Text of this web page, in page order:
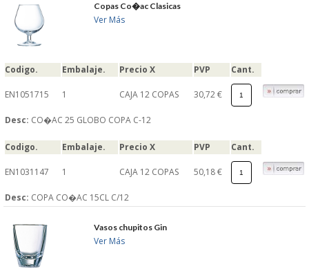
DEVOLUCIONES
AVISO LEGAL
POL�TICA DE PRIVACIDAD
NOTICIAS
BLOG
CERRAR
Copas Co�ac Clasicas
Ver Más
Codigo. Embalaje. Precio X PVP Cant.
EN1051715 1 CAJA 12 COPAS 30,72 €
Desc: CO�AC 25 GLOBO COPA C-12
Codigo. Embalaje. Precio X PVP Cant.
EN1031147 1 CAJA 12 COPAS 50,18 €
Desc: COPA CO�AC 15CL C/12
Vasos chupitos Gin
Ver Más